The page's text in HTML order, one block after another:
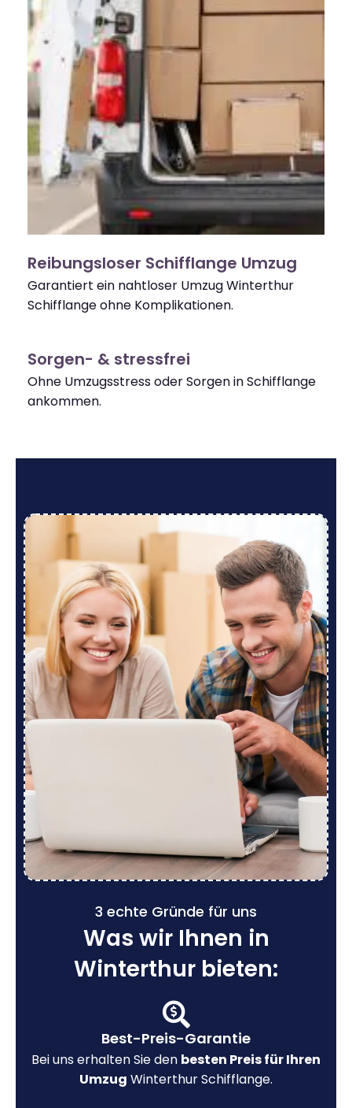
Reibungsloser Schifflange Umzug
Garantiert ein nahtloser Umzug Winterthur
Schifflange ohne Komplikationen.
Sorgen- & stressfrei
Ohne Umzugsstress oder Sorgen in Schifflange
ankommen.
3 echte Gründe für uns
Was wir Ihnen in
Winterthur bieten:
Best-Preis-Garantie
Bei uns erhalten Sie den besten Preis für Ihren
Umzug Winterthur Schifflange.